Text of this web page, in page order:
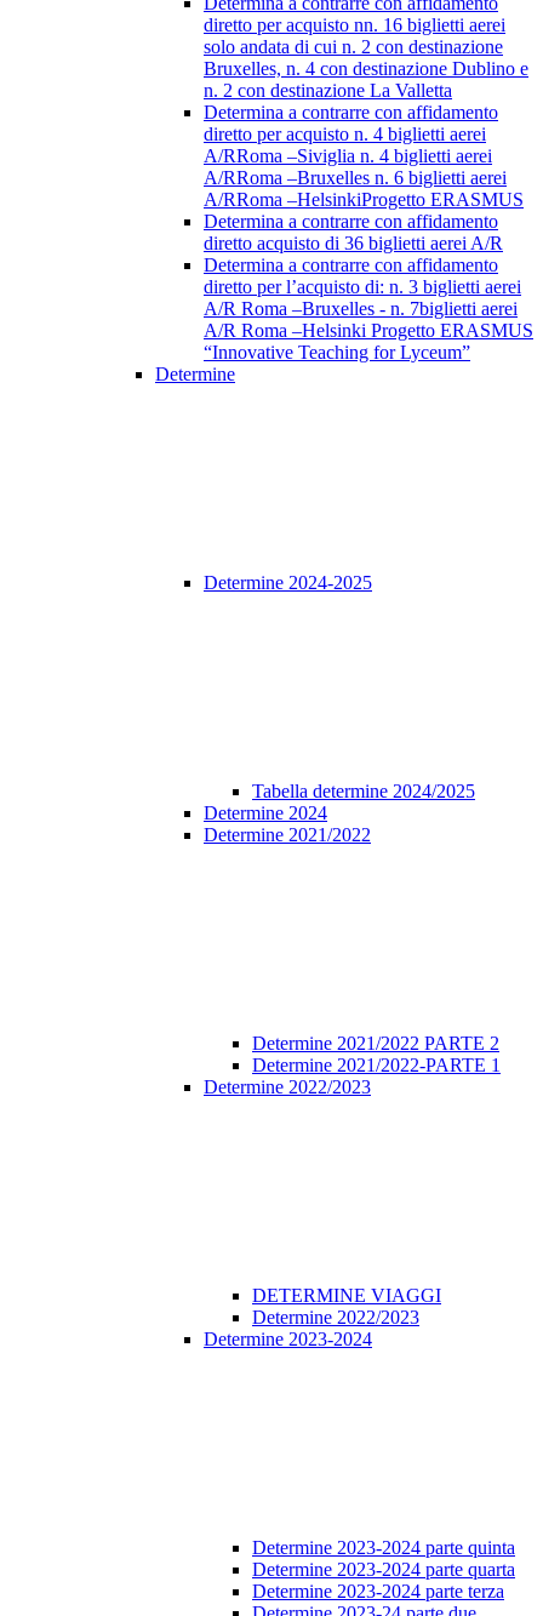
diretto per acquisto nn. 16 biglietti aerei
solo andata di cui n. 2 con destinazione
Bruxelles, n. 4 con destinazione Dublino e
n. 2 con destinazione La Valletta
Determina a contrarre con affidamento
diretto per acquisto n. 4 biglietti aerei
A/RRoma –Siviglia n. 4 biglietti aerei
A/RRoma –Bruxelles n. 6 biglietti aerei
A/RRoma –HelsinkiProgetto ERASMUS
Determina a contrarre con affidamento
diretto acquisto di 36 biglietti aerei A/R
Determina a contrarre con affidamento
diretto per l’acquisto di: n. 3 biglietti aerei
A/R Roma –Bruxelles - n. 7biglietti aerei
A/R Roma –Helsinki Progetto ERASMUS
“Innovative Teaching for Lyceum”
Determine
Determine 2024-2025
Tabella determine 2024/2025
Determine 2024
Determine 2021/2022
Determine 2021/2022 PARTE 2
Determine 2021/2022-PARTE 1
Determine 2022/2023
DETERMINE VIAGGI
Determine 2022/2023
Determine 2023-2024
Determine 2023-2024 parte quinta
Determine 2023-2024 parte quarta
Determine 2023-2024 parte terza